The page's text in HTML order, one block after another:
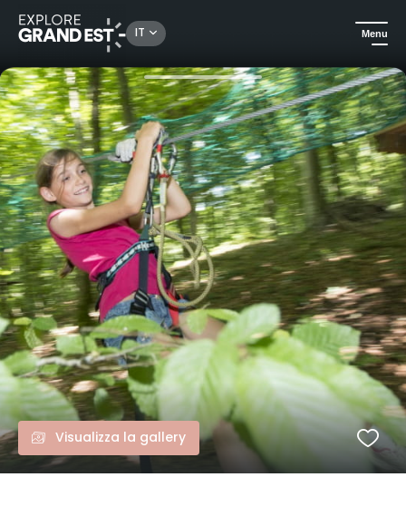
IT Menu
Parchi divertimenti e animali
Visualizza la gallery